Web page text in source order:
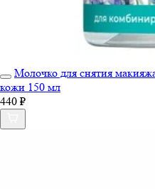
Молочко для снятия
кожи 150 мл
440 ₽